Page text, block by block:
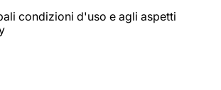
condizioni d'uso e agli aspetti